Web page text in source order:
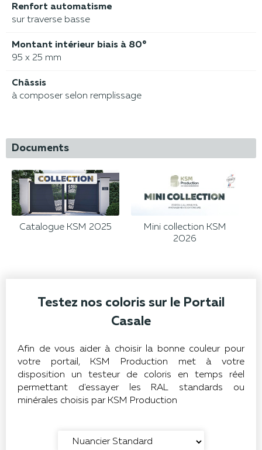
Renfort automatisme
sur traverse basse
Montant intérieur biais à 80°
95 x 25 mm
Châssis
à composer selon remplissage
Documents
Catalogue KSM 2025
Mini collection KSM
2026
Testez nos coloris sur le Portail
Casale
Afin de vous aider à choisir la bonne couleur pour
votre portail, KSM Production met à votre
disposition un testeur de coloris en temps réel
permettant d'essayer les RAL standards ou
minérales choisis par KSM Production